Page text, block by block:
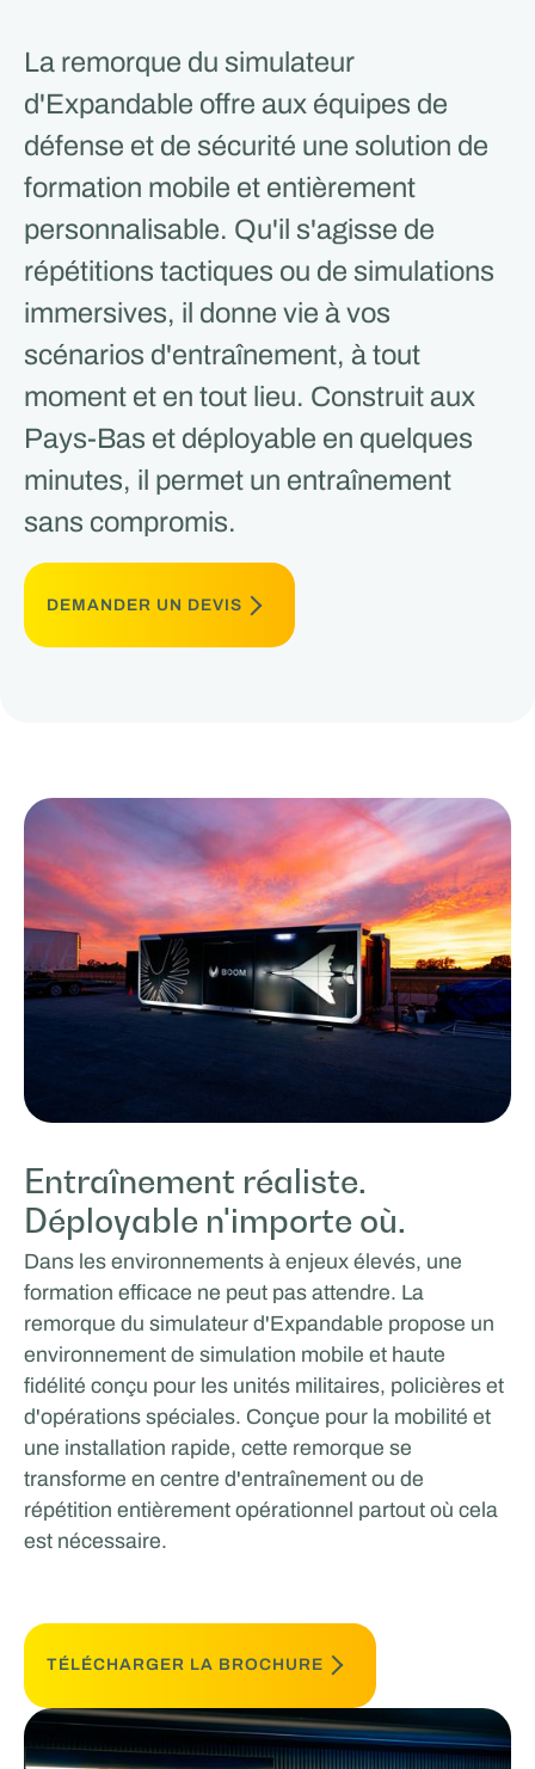
La remorque du simulateur
d'Expandable offre aux équipes de
défense et de sécurité une solution de
formation mobile et entièrement
personnalisable. Qu'il s'agisse de
répétitions tactiques ou de simulations
immersives, il donne vie à vos
scénarios d'entraînement, à tout
moment et en tout lieu. Construit aux
Pays-Bas et déployable en quelques
minutes, il permet un entraînement
sans compromis.
DEMANDER UN DEVIS
Entraînement réaliste.
Déployable n'importe où.
Dans les environnements à enjeux élevés, une
formation efficace ne peut pas attendre. La
remorque du simulateur d'Expandable propose un
environnement de simulation mobile et haute
fidélité conçu pour les unités militaires, policières et
d'opérations spéciales. Conçue pour la mobilité et
une installation rapide, cette remorque se
transforme en centre d'entraînement ou de
répétition entièrement opérationnel partout où cela
est nécessaire.
TÉLÉCHARGER LA BROCHURE